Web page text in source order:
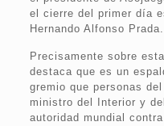
el cierre del primer día
Hernando Alfonso Prada.
Precisamente sobre
destaca que es un
gremio que personas
ministro del Interior y
autoridad mundial